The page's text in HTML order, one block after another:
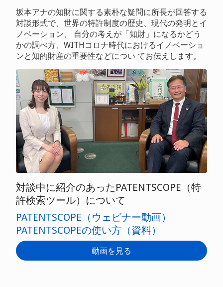
坂本アナの知財に関する素朴な疑問に所長が回答する
対談形式で、世界の特許制度の歴史、現代の発明とイ
ノベーション、 自分の考えが「知財」になるかどう
かの調べ方、WITHコロナ時代におけるイノベーショ
ンと知的財産の重要性などについ てお伝えします。
対談中に紹介のあったPATENTSCOPE（特
許検索ツール）について
PATENTSCOPE（ウェビナー動画）
PATENTSCOPEの使い方（資料）
動画を見る